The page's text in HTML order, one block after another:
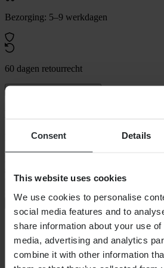
Consent Details
This website uses cookies
We use cookies to personalise
social media features and to
share information about your use
media, advertising and analytics
combine it with other information
Bezorging: 5–9 werkdagen
60 dagen retourrecht
Betaalbare premium handschoen!
voor rijden op de weg en in de stad! Het
Volledige beschrijving weergeven
Specificaties
WaterdichtNee
Certificering CE EN 13594